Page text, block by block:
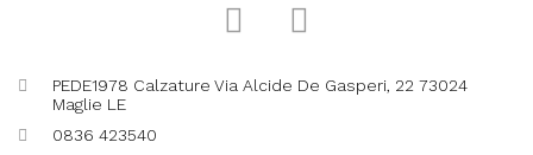
PEDE1978 Calzature Via Alcide De Gasperi, 22 73024
Maglie LE
0836 423540